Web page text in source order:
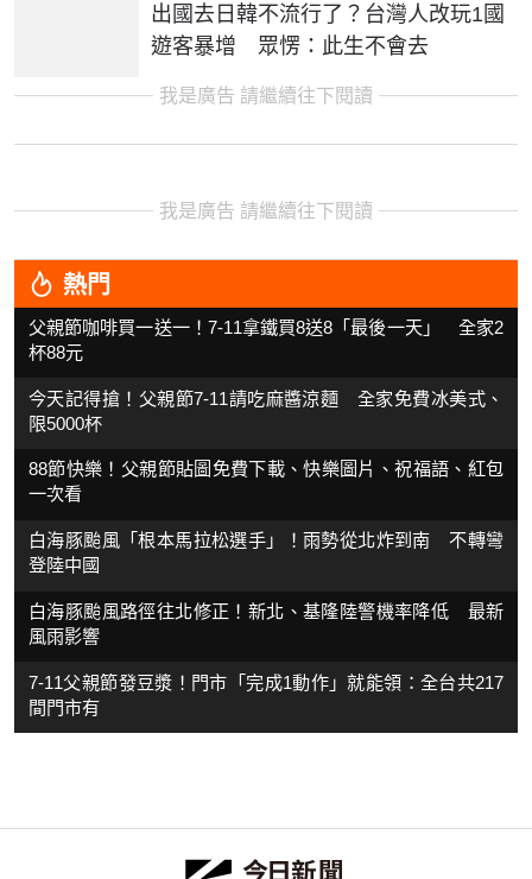
出國去日韓不流行了？台灣人改玩1國
遊客暴增 眾愣：此生不會去
我是廣告 請繼續往下閱讀
我是廣告 請繼續往下閱讀
熱門
父親節咖啡買一送一！7-11拿鐵買8送8「最後一天」 全家2
杯88元
今天記得搶！父親節7-11請吃麻醬涼麵 全家免費冰美式、
限5000杯
88節快樂！父親節貼圖免費下載、快樂圖片、祝福語、紅包
一次看
白海豚颱風「根本馬拉松選手」！雨勢從北炸到南 不轉彎
登陸中國
白海豚颱風路徑往北修正！新北、基隆陸警機率降低 最新
風雨影響
7-11父親節發豆漿！門市「完成1動作」就能領：全台共217
間門市有